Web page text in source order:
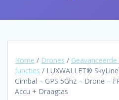
Home / Drones /
functies / LUXWALLET®
Gimbal – GPS 5Ghz – Drone –
Accu + Draagtas